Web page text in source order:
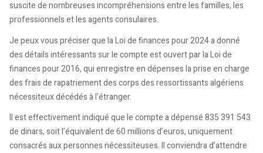
suscite de nombreuses incompréhensions entre les familles, les
professionnels et les agents consulaires.
Je peux vous préciser que la Loi de finances pour 2024 a donné
des détails intéressants sur le compte est ouvert par la Loi de
finances pour 2016, qui enregistre en dépenses la prise en charge
des frais de rapatriement des corps des ressortissants algériens
nécessiteux décédés à l’étranger.
Il est effectivement indiqué que le compte a dépensé 835 391 543
de dinars, soit l’équivalent de 60 millions d’euros, uniquement
consacrés aux personnes nécessiteuses. Il conviendra d’attendre